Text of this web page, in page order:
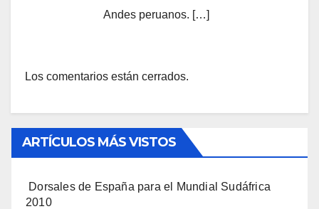
Andes peruanos. […]
Los comentarios están cerrados.
ARTÍCULOS MÁS VISTOS
Dorsales de España para el Mundial Sudáfrica
2010